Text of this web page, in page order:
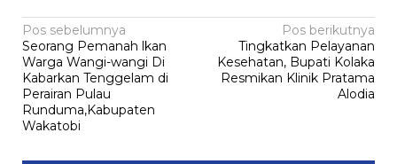
Navigasi
pos
Pos sebelumnya
Seorang Pemanah lkan
Warga Wangi-wangi Di
Kabarkan Tenggelam di
Perairan Pulau
Runduma,Kabupaten
Wakatobi
Pos berikutnya
Tingkatkan Pelayanan
Kesehatan, Bupati Kolaka
Resmikan Klinik Pratama
Alodia